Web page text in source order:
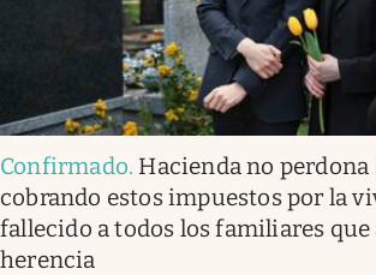
Confirmado. Hacienda no perdona
cobrando estos impuestos por la
fallecido a todos los familiares que
herencia